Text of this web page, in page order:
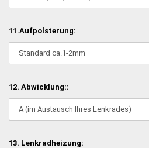
11.Aufpolsterung:
12. Abwicklung::
13. Lenkradheizung: